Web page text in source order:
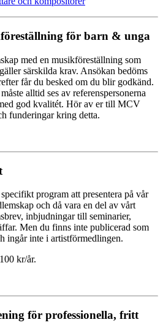
för barn & unga
med en musikföreställning som
särskilda krav. Ansökan bedöms
får du besked om du blir godkänd.
alltid ses av referenspersonerna
god kvalitét. Hör av er till MCV
funderingar kring detta.
program att presentera på vår
och då vara en del av vårt
inbjudn­ingar till seminarier,
Men du finns inte publicerad som
ingår inte i artistförmedlingen.
kr/år.
för professionella, fritt